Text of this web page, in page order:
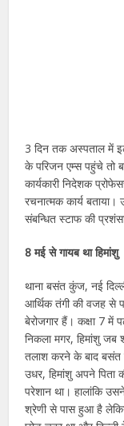
3 दिन तक अस्पताल में
के परिजन एम्स पहुंचे तो
कार्यकारी निदेशक
रचनात्मक कार्य
संबन्धित स्टाफ की
8 मई से गायब था हिमांशु
थाना बसंत कुंज, नई
आर्थिक तंगी की वजह से
बेरोजगार हैं। कक्षा 7
निकला मगर, हिमांशु जब
तलाश करने के बाद बसंत
उधर, हिमांशु अपने पिता
परेशान था। हालांकि
श्रेणी से पास हुआ है